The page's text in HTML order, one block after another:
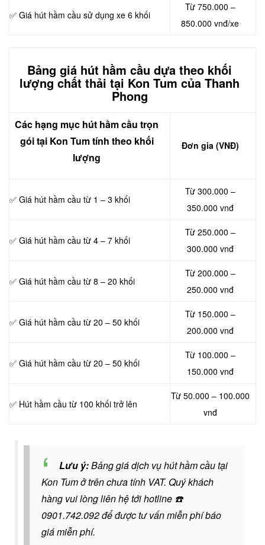
✅ Giá hút hầm cầu sử dụng xe 6 khối
Từ 750.000 –
850.000 vnđ/xe
Bảng giá hút hầm cầu dựa theo khối
lượng chất thải tại Kon Tum của Thanh
Phong
Các hạng mục hút hầm cầu trọn
gói tại Kon Tum tính theo khối
lượng
Đơn gia (VNĐ)
✅ Giá hút hầm cầu từ 1 – 3 khối
Từ 300.000 –
350.000 vnđ
✅ Giá hút hầm cầu từ 4 – 7 khối
Từ 250.000 –
300.000 vnđ
✅ Giá hút hầm cầu từ 8 – 20 khối
Từ 200.000 –
250.000 vnđ
✅ Giá hút hầm cầu từ 20 – 50 khối
Từ 150.000 –
200.000 vnđ
✅ Giá hút hầm cầu từ 20 – 50 khối
Từ 100.000 –
150.000 vnđ
✅ Hút hầm cầu từ 100 khối trở lên
Từ 50.000 – 100.000
vnđ
Lưu ý:Bảng giá dịch vụ hút hầm cầu tại
Kon Tum ở trên chưa tính VAT. Quý khách
hàng vui lòng liên hệ tới hotline ☎️
0901.742.092để được tư vấn miễn phí báo
giá miễn phí.